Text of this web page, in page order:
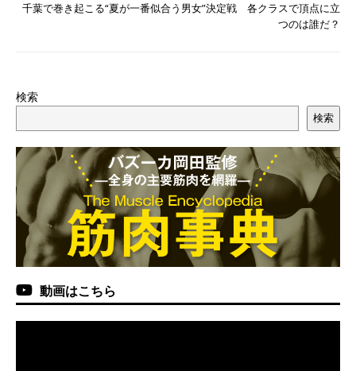
千葉で巻き起こる“夏が一番似合う男女”決定戦 各クラスで頂点に立
つのは誰だ？
検索
検索
動画はこちら